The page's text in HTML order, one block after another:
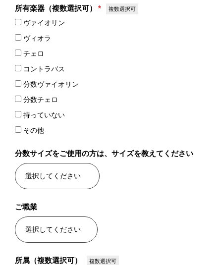
所有楽器（複数選択可） * 複数選択可
ヴァイオリン
ヴィオラ
チェロ
コントラバス
分数ヴァイオリン
分数チェロ
持っていない
その他
分数サイズをご使用の方は、サイズを教えてください
ご職業
所属（複数選択可） 複数選択可